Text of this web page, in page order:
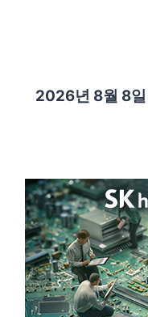
2026년 8월 8